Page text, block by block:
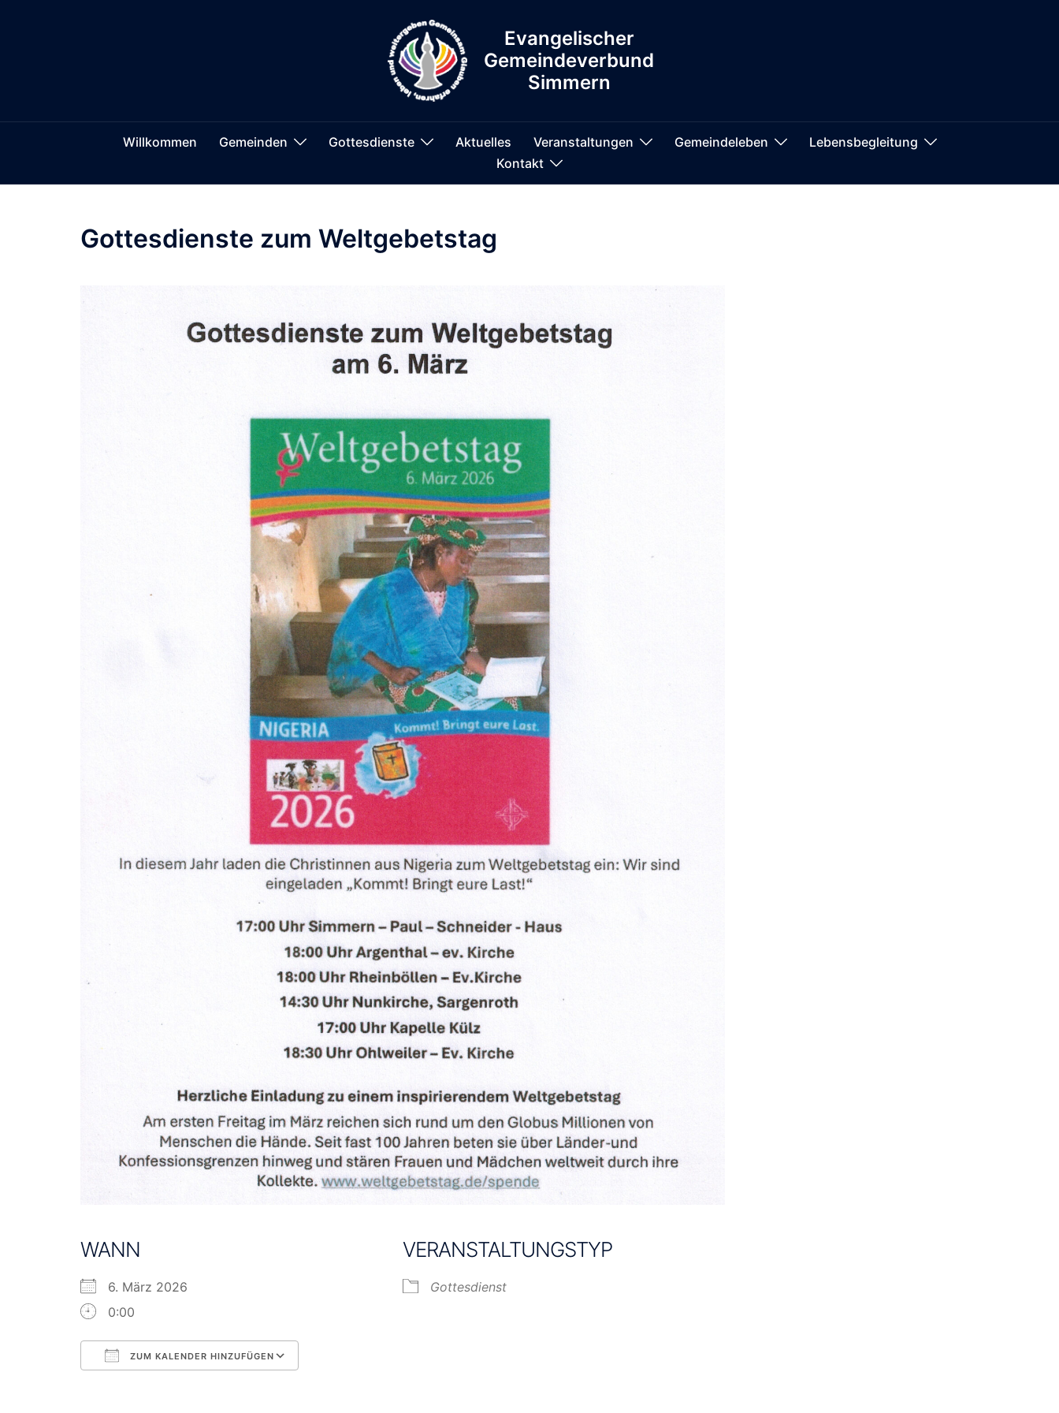
Evangelischer
Gemeindeverbund
Simmern
Willkommen Gemeinden Gottesdienste Aktuelles Veranstaltungen Gemeindeleben
Lebensbegleitung
Kontakt
Gottesdienste zum Weltgebetstag
WANN
6. März 2026
0:00
ZUM KALENDER HINZUFÜGEN
VERANSTALTUNGSTYP
Gottesdienst